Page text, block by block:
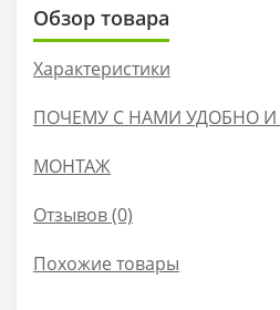
Обзор товара
Характеристики
ПОЧЕМУ С НАМИ УДОБНО
МОНТАЖ
Отзывов (0)
Похожие товары